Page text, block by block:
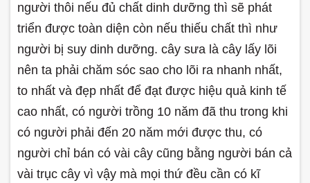
người thôi nếu đủ chất dinh dưỡng thì sẽ phát
triển được toàn diện còn nếu thiếu chất thì như
người bị suy dinh dưỡng. cây sưa là cây lấy lõi
nên ta phải chăm sóc sao cho lõi ra nhanh nhất,
to nhất và đẹp nhất để đạt được hiệu quả kinh tế
cao nhất, có người trồng 10 năm đã thu trong khi
có người phải đến 20 năm mới được thu, có
người chỉ bán có vài cây cũng bằng người bán cả
vài trục cây vì vậy mà mọi thứ đều cần có kĩ